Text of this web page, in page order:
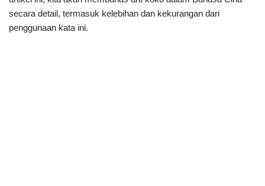
secara detail, termasuk kelebihan dan kekurangan dari
penggunaan kata ini.